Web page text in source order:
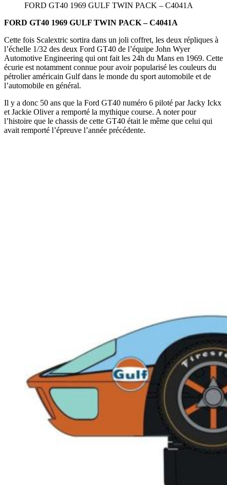
FORD GT40 1969 GULF TWIN PACK – C4041A
FORD GT40 1969 GULF TWIN PACK – C4041A
Cette fois Scalextric sortira dans un joli coffret, les deux répliques à
l’échelle 1/32 des deux Ford GT40 de l’équipe John Wyer
Automotive Engineering qui ont fait les 24h du Mans en 1969. Cette
écurie est notamment connue pour avoir popularisé les couleurs du
pétrolier américain Gulf dans le monde du sport automobile et de
l’automobile en général.
Il y a donc 50 ans que la Ford GT40 numéro 6 piloté par Jacky Ickx
et Jackie Oliver a remporté la mythique course. A noter pour
l’histoire que le chassis de cette GT40 était le même que celui qui
avait remporté l’épreuve l’année précédente.